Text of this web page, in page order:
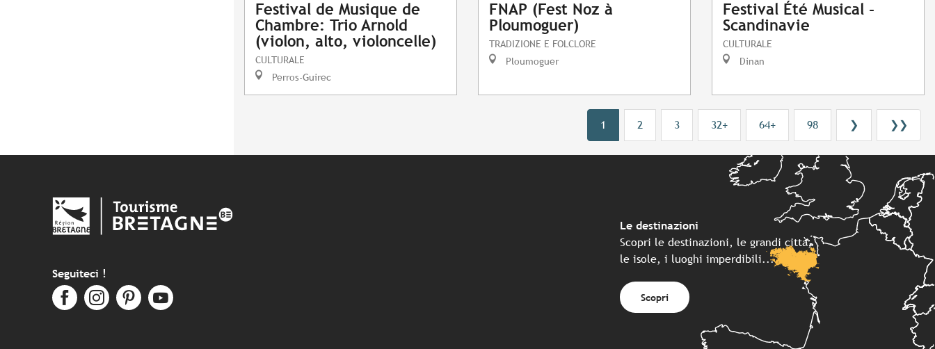
Festival de Musique de
Chambre: Trio Arnold
(violon, alto, violoncelle)
CULTURALE
Perros-Guirec
FNAP (Fest Noz à
Ploumoguer)
TRADIZIONE E FOLCLORE
Ploumoguer
Festival Été Musical -
Scandinavie
CULTURALE
Dinan
1 2 3 32+ 64+ 98 ❯ ❯❯
Seguiteci !
Le destinazioni
Scopri le destinazioni, le grandi città,
le isole, i luoghi imperdibili...
Scopri